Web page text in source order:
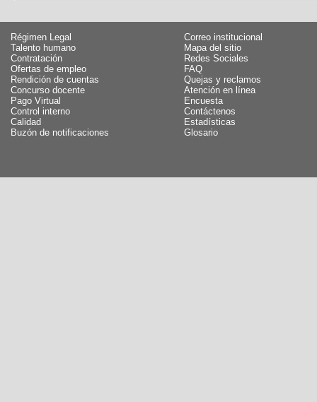
Régimen Legal
Talento humano
Contratación
Ofertas de empleo
Rendición de cuentas
Concurso docente
Pago Virtual
Control interno
Calidad
Buzón de notificaciones
Correo institucional
Mapa del sitio
Redes Sociales
FAQ
Quejas y reclamos
Atención en línea
Encuesta
Contáctenos
Estadísticas
Glosario